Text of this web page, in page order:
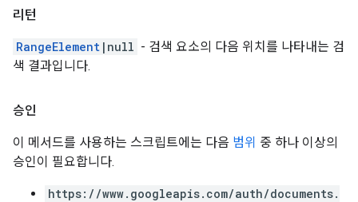
리턴
RangeElement |null - 검색 요소의 다음 위치를 나타내는 검
색 결과입니다.
승인
이 메서드를 사용하는 스크립트에는 다음 범위 중 하나 이상의
승인이 필요합니다.
https://www.googleapis.com/auth/documents.